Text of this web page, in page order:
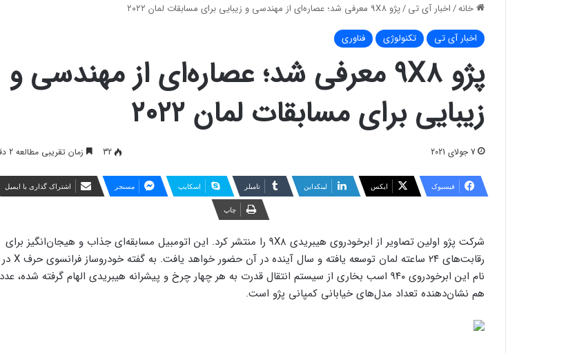
خانه/اخبار آی تی/پژو ۹X8 معرفی شد؛ عصاره‌ای از مهندسی و زیبایی برای مسابقات لمان ۲۰۲۲
اخبار آی تی تکنولوژی فناوری
پژو ۹X8 معرفی شد؛ عصاره‌ای از مهندسی و
زیبایی برای مسابقات لمان ۲۰۲۲
7 جولای 2021 32 زمان تقریبی مطالعه 2 دقیقه
فیسبوک ایکس لینکداین تامبلر اسکایپ مسنجر اشتراک گذاری با ایمیل
چاپ
شرکت پژو اولین تصاویر از ابرخودروی هیبریدی ۹X8 را منتشر کرد. این اتومبیل مسابقه‌ای جذاب و هیجان‌انگیز برای
رقابت‌های ۲۴ ساعته لمان توسعه یافته و سال آینده در آن حضور خواهد یافت. به گفته خودروساز فرانسوی حرف X در
هم نشان‌دهنده تعداد مدل‌های خیابانی کمپانی پژو است.